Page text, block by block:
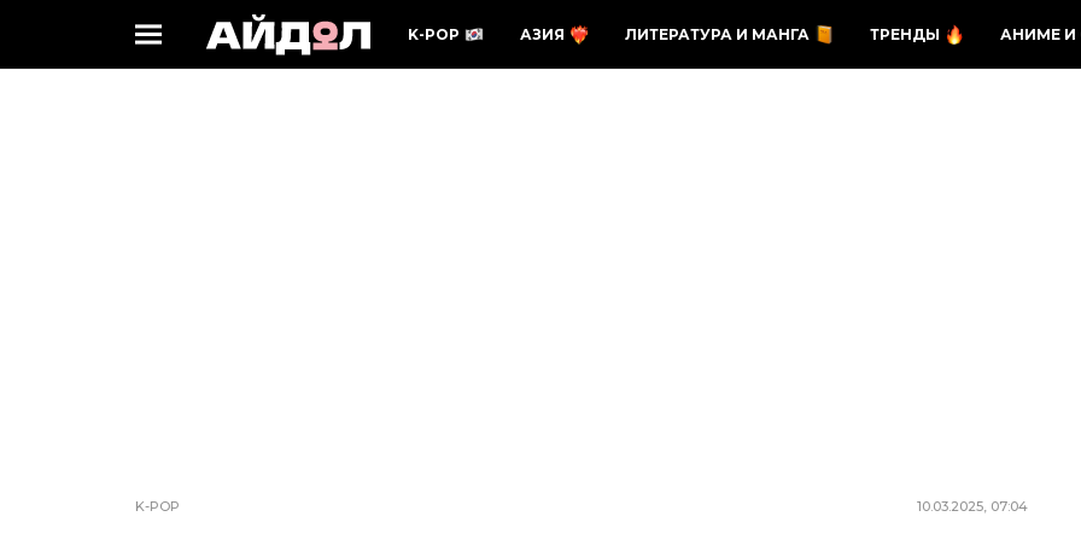
K-POP АЗИЯ ЛИТЕРАТУРА И МАНГА ТРЕНДЫ АНИМЕ И
K-POP 10.03.2025, 07:04